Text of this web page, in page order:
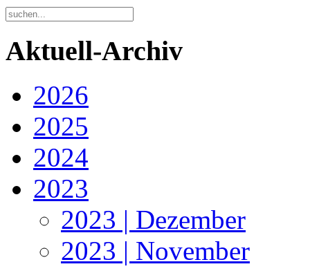
Aktuell-Archiv
2026
2025
2024
2023
2023 | Dezember
2023 | November